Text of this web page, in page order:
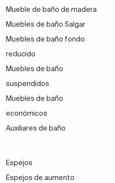
Mueble de baño de madera
Muebles de baño Salgar
Muebles de baño fondo
reducido
Muebles de baño
suspendidos
Muebles de baño
económicos
Auxiliares de baño
Espejos
Espejos de aumento